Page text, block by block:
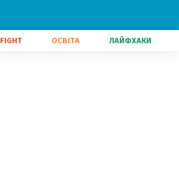
FIGHT ОСВІТА ЛАЙФХАКИ